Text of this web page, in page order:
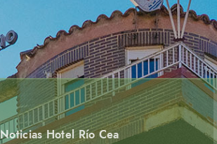
Noticias Hotel Río Cea